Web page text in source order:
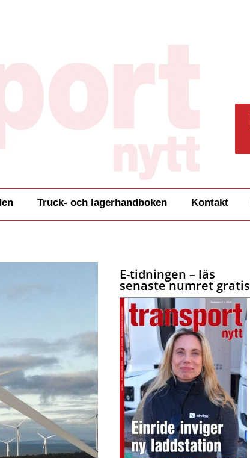
Truck- och lagerhandboken Kontakt
E-tidningen – läs
senaste numret gratis